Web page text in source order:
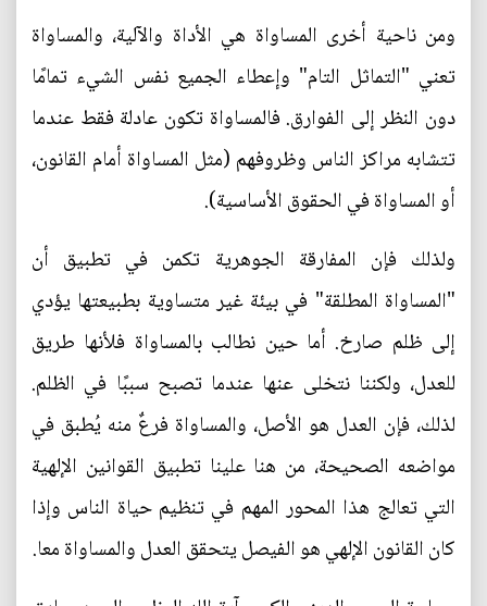
ومن ناحية أخرى المساواة هي الأداة والآلية، والمساواة
تعني "التماثل التام" وإعطاء الجميع نفس الشيء تمامًا
دون النظر إلى الفوارق. فالمساواة تكون عادلة فقط عندما
تتشابه مراكز الناس وظروفهم (مثل المساواة أمام القانون،
أو المساواة في الحقوق الأساسية).
ولذلك فإن المفارقة الجوهرية تكمن في تطبيق أن
"المساواة المطلقة" في بيئة غير متساوية بطبيعتها يؤدي
إلى ظلم صارخ. أما حين نطالب بالمساواة فلأنها طريق
للعدل، ولكننا نتخلى عنها عندما تصبح سببًا في الظلم.
لذلك، فإن العدل هو الأصل، والمساواة فرعٌ منه يُطبق في
مواضعه الصحيحة، من هنا علينا تطبيق القوانين الإلهية
التي تعالج هذا المحور المهم في تنظيم حياة الناس وإذا
كان القانون الإلهي هو الفيصل يتحقق العدل والمساواة معا.